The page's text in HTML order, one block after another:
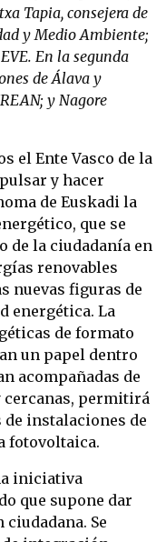
Tapia, consejera de
y Medio Ambiente;
En la segunda
de Álava y
y Nagore
el Ente Vasco de la
y hacer
de Euskadi la
que se
de la ciudadanía en
renovables
nuevas figuras de
energética. La
de formato
un papel dentro
acompañadas de
cercanas, permitirá
instalaciones de
fotovoltaica.
iniciativa
que supone dar
Se